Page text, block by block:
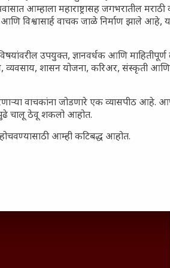
Kulkarni
आम्हाला महाराष्ट्रासह जगभरातील
वाचक जाळे निर्माण झाले आहे,
उपयुक्त, ज्ञानवर्धक आणि
व्यवसाय, शासन योजना, करिअर, संस्कृती
वाचकांना जोडणारे एक व्यासपीठ आहे.
चालू ठेवू शकलो आहोत.
आम्ही कटिबद्ध आहोत.